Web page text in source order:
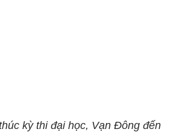
kỳ thi đại học, Vạn Đông đến